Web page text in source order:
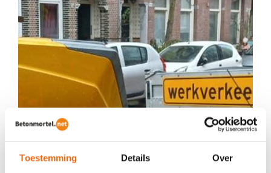
Toestemming Details Over